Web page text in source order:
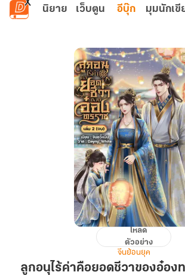
ข้ามไปยังเนื้อหาหลัก
นิยาย เว็บตูน อีบุ๊ก มุมนักเขี
ไร้
โหลด
ตัวอย่าง
จีนย้อนยุค
ลูกอนุไร้ค่าคือยอดชีวาของอ๋อง